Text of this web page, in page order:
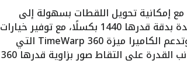
إمكانية تحويل اللقطات بسهولة إلى
مقاطع فيديو بدقة قدرها 4K، كما تدعم التصوير بعدسة واحدة بدقة قدرها 1440 بكسلًا، مع توفير خيارات
لعدسات رقمية مختلفة، ضيقة أو واسعة أو خطية، وغيرها. وتدعم الكاميرا ميزة TimeWarp 360 التي
تتيح إنشاء مقاطع فيديو إبداعية بتقنية “تايم لابس”، إلى جانب القدرة على التقاط صور بزاوية قدرها 360